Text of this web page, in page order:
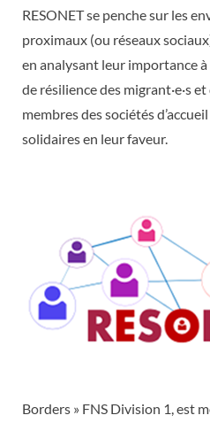
RESONET se penche sur les
proximaux (ou réseaux
en analysant leur importance
de résilience des migrant·e·s
membres des sociétés
solidaires en leur faveur.
Borders » FNS Division 1, est